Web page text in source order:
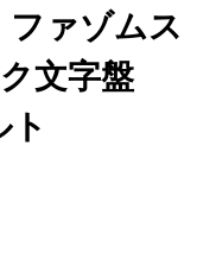
ァゾムス
文字盤